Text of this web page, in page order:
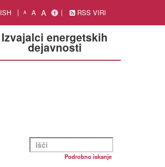
A A A RSS VIRI
Izvajalci energetskih
dejavnosti
Podrobno iskanje